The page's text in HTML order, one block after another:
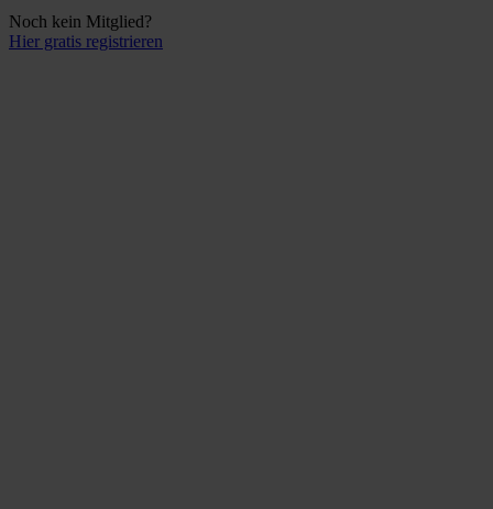
Noch kein Mitglied?
Hier gratis registrieren